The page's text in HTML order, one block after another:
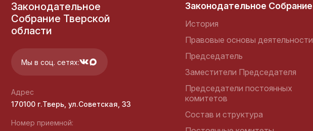
Тверской области
предпринимателей в
Российской Федерации
Законодательное
Собрание Тверской
области
Мы в соц. сетях:
Адрес
170100 г.Тверь, ул.Советская, 33
Номер приемной:
Законодательное Собрание
История
Правовые основы деятельности
Председатель
Заместители Председателя
Председатели постоянных
комитетов
Состав и структура